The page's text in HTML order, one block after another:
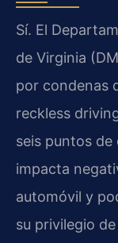
Sí. El
de Virginia
por condenas
reckless
seis puntos de
impacta
automóvil y
su privilegio